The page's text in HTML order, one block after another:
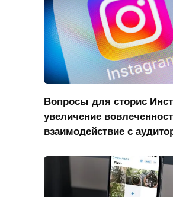
Вопросы для сторис
увеличение
взаимодействие с